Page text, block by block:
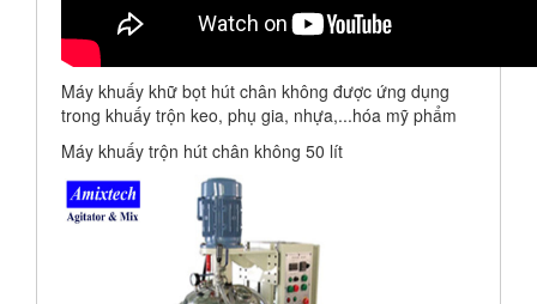
Máy khuấy khữ bọt hút chân không được ứng dụng
trong khuấy trộn keo, phụ gia, nhựa,...hóa mỹ phẩm
Máy khuấy trộn hút chân không 50 lít